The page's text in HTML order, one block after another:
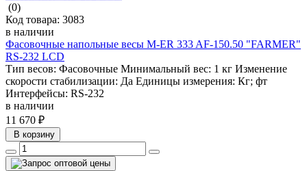
(0)
Код товара: 3083
в наличии
Фасовочные напольные весы M-ER 333 AF-150.50 "FARMER"
RS-232 LCD
Тип весов: Фасовочные Минимальный вес: 1 кг Изменение
скорости стабилизации: Да Единицы измерения: Кг; фт
Интерфейсы: RS-232
в наличии
11 670 ₽
В корзину